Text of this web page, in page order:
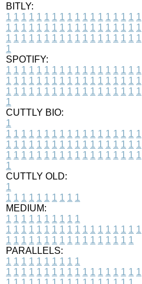
BITLY:
1 1 1 1 1 1 1 1 1 1 1 1 1 1 1 1 1 1
1 1 1 1 1 1 1 1 1 1 1 1 1 1 1 1 1 1
1 1 1 1 1 1 1 1 1 1 1 1 1 1 1 1 1 1
1
SPOTIFY:
1 1 1 1 1 1 1 1 1 1 1 1 1 1 1 1 1 1
1 1 1 1 1 1 1 1 1 1 1 1 1 1 1 1 1 1
1 1 1 1 1 1 1 1 1 1 1 1 1 1 1 1 1 1
1
CUTTLY BIO:
1
1 1 1 1 1 1 1 1 1 1 1 1 1 1 1 1 1 1
1 1 1 1 1 1 1 1 1 1 1 1 1 1 1 1 1 1
1 1 1 1 1 1 1 1 1 1 1 1 1 1 1 1 1 1
1
CUTTLY OLD:
1
1 1 1 1 1 1 1 1 1 1
MEDIUM:
1 1 1 1 1 1 1 1 1 1
1 1 1 1 1 1 1 1 1 1 1 1 1 1 1 1 1 1
1 1 1 1 1 1 1 1 1 1 1 1 1 1 1 1 1
PARALLELS:
1 1 1 1 1 1 1 1 1 1
1 1 1 1 1 1 1 1 1 1 1 1 1 1 1 1 1 1